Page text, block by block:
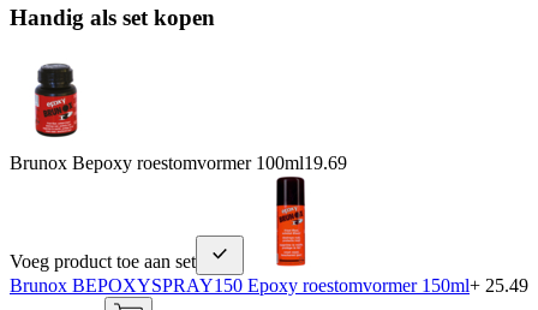
Handig als set kopen
Brunox Bepoxy roestomvormer 100ml19.69
Voeg product toe aan set
Brunox BEPOXYSPRAY150 Epoxy roestomvormer 150ml+ 25.49